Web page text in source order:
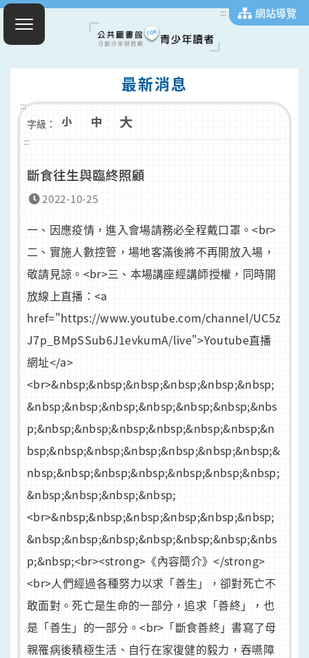
::: 網站導覽
最新消息
:::
字級：
:::
斷食往生與臨終照顧
2022-10-25
一、因應疫情，進入會場請務必全程戴口罩。<br>
二、實施人數控管，場地客滿後將不再開放入場，
敬請見諒。<br>三、本場講座經講師授權，同時開
放線上直播：<a
href="https://www.youtube.com/channel/UC5z
J7p_BMpSSub6J1evkumA/live">Youtube直播
網址</a>
<br>&nbsp;&nbsp;&nbsp;&nbsp;&nbsp;&nbsp;
&nbsp;&nbsp;&nbsp;&nbsp;&nbsp;&nbsp;&nbs
p;&nbsp;&nbsp;&nbsp;&nbsp;&nbsp;&nbsp;&n
bsp;&nbsp;&nbsp;&nbsp;&nbsp;&nbsp;&nbsp;&
nbsp;&nbsp;&nbsp;&nbsp;&nbsp;&nbsp;&nbsp;
&nbsp;&nbsp;&nbsp;&nbsp;
<br>&nbsp;&nbsp;&nbsp;&nbsp;&nbsp;&nbsp;
&nbsp;&nbsp;&nbsp;&nbsp;&nbsp;&nbsp;&nbs
p;&nbsp;<br><strong>《內容簡介》</strong>
<br>人們經過各種努力以求「善生」，卻對死亡不
敢面對。死亡是生命的一部分，追求「善終」，也
是「善生」的一部分。<br>「斷食善終」書寫了母
親罹病後積極生活、自行在家復健的毅力，吞嚥障